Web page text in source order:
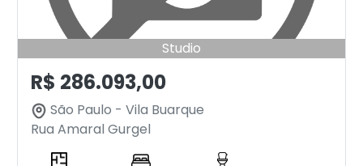
Studio
R$ 286.093,00
São Paulo - Vila Buarque
Rua Amaral Gurgel